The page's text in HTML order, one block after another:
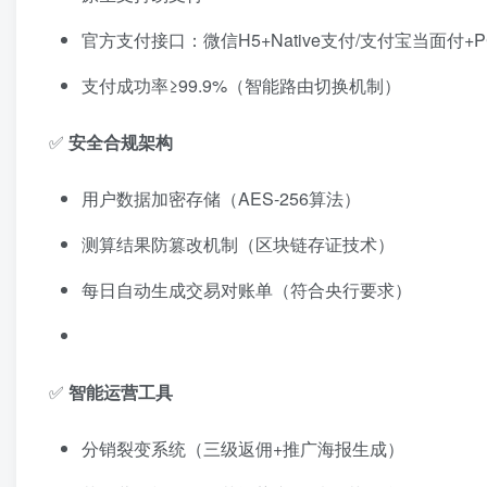
官方支付接口：微信H5+Native支付/支付宝当面付
支付成功率≥99.9%（智能路由切换机制）
✅ 安全合规架构
用户数据加密存储（AES-256算法）
测算结果防篡改机制（区块链存证技术）
每日自动生成交易对账单（符合央行要求）
✅ 智能运营工具
分销裂变系统（三级返佣+推广海报生成）